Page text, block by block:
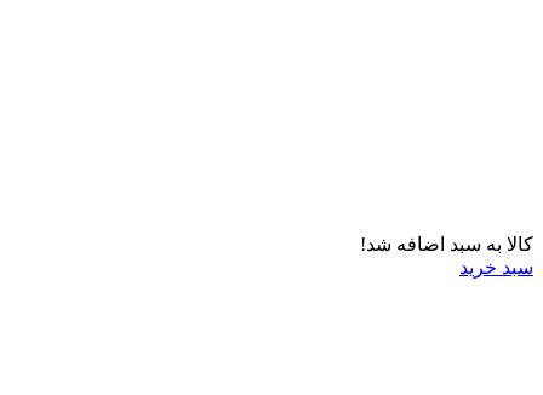
کالا به سبد اضافه شد!
سبد خرید